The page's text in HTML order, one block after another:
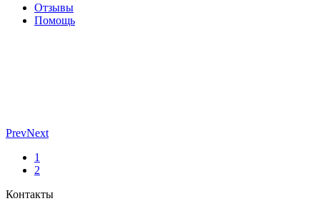
Отзывы
Помощь
PrevNext
1
2
Контакты